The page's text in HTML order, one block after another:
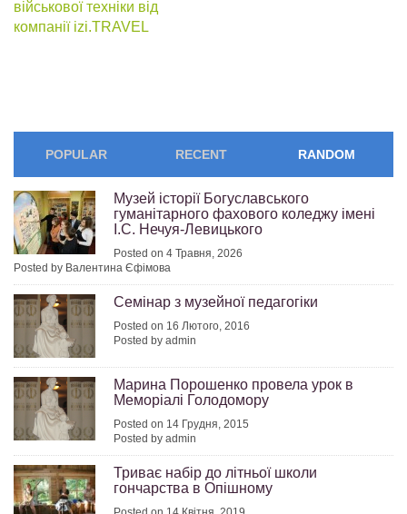
navigation
військової техніки від
компанії izi.TRAVEL
POPULAR RECENT RANDOM
Музей історії Богуславського
гуманітарного фахового коледжу імені
І.С. Нечуя-Левицького
Posted on 4 Травня, 2026
Posted by Валентина Єфімова
Семінар з музейної педагогіки
Posted on 16 Лютого, 2016
Posted by admin
Марина Порошенко провела урок в
Меморіалі Голодомору
Posted on 14 Грудня, 2015
Posted by admin
Триває набір до літньої школи
гончарства в Опішному